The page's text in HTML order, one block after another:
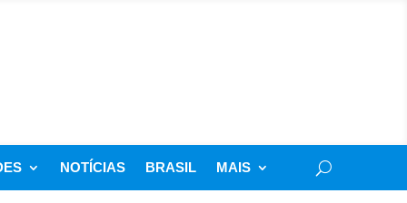
NOTÍCIAS BRASIL MAIS